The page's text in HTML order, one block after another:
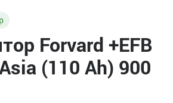
Forvard +EFB
(110 Ah) 900